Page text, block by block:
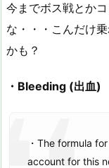
今までボス戦とか
な・・・こんだけ
かも？
・Bleeding (出血)
・The formula
account for this